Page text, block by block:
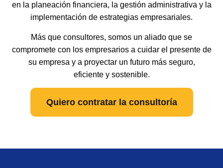
en la planeación financiera, la gestión administrativa y la
implementación de estrategias empresariales.
Más que consultores, somos un aliado que se
compromete con los empresarios a cuidar el presente de
su empresa y a proyectar un futuro más seguro,
eficiente y sostenible.
Quiero contratar la consultoría